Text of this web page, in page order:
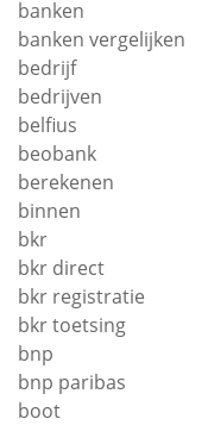
banken
banken vergelijken
bedrijf
bedrijven
belfius
beobank
berekenen
binnen
bkr
bkr direct
bkr registratie
bkr toetsing
bnp
bnp paribas
boot